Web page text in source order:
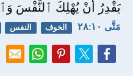
يَقْدِرُ أَنْ يُهْلِكَ ٱلنَّفْسَ
مَتَّى ١٠:‏٢٨ الخوف النفس